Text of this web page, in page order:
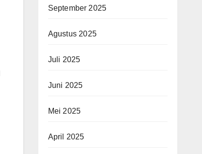
September 2025
Agustus 2025
Juli 2025
Juni 2025
Mei 2025
April 2025